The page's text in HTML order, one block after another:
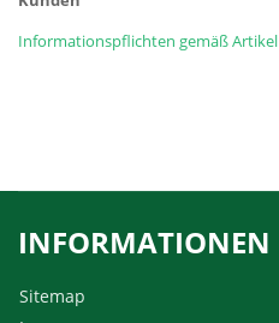
Informationspflichten gemäß Artikel
INFORMATIONEN
Sitemap